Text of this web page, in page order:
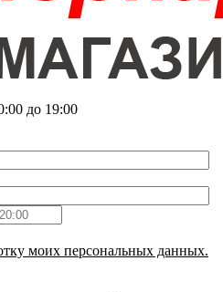
до 19:00
моих персональных данных.